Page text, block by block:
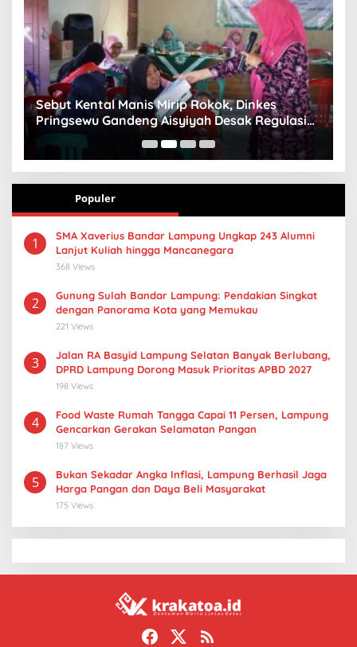
Sebut Kental Manis Mirip Rokok, Dinkes
Pringsewu Gandeng Aisyiyah Desak Regulasi
Gizi Anak
Populer
1
SMA Xaverius Bandar Lampung Ungkap 243 Alumni
Lanjut Kuliah hingga Mancanegara
368 Views
2
Gunung Sulah Bandar Lampung: Pendakian Singkat
dengan Panorama Kota yang Memukau
221 Views
3
Jalan RA Basyid Lampung Selatan Banyak Berlubang,
DPRD Lampung Dorong Masuk Prioritas APBD 2027
198 Views
4
Food Waste Rumah Tangga Capai 11 Persen, Lampung
Gencarkan Gerakan Selamatan Pangan
187 Views
5
Bukan Sekadar Angka Inflasi, Lampung Berhasil Jaga
Harga Pangan dan Daya Beli Masyarakat
175 Views